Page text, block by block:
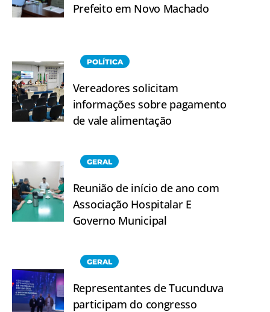
Prefeito em Novo Machado
POLÍTICA
Vereadores solicitam
informações sobre pagamento
de vale alimentação
GERAL
Reunião de início de ano com
Associação Hospitalar E
Governo Municipal
GERAL
Representantes de Tucunduva
participam do congresso